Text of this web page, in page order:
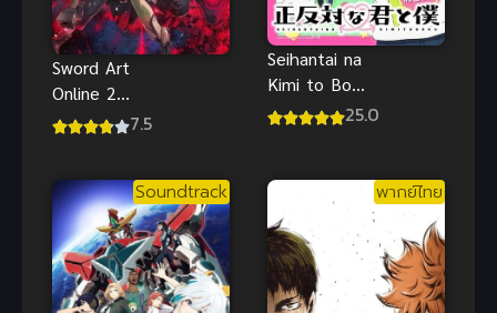
Sword Art
Online 2
(2014) ซอร์ด
7.5
Seihantai na
Kimi to Boku
ซับไทย
25.0
Soundtrack พากย์ไทย